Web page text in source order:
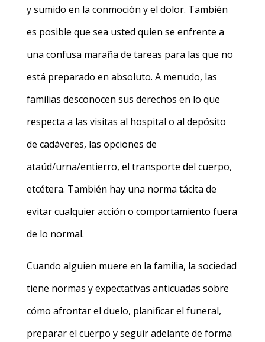
y sumido en la conmoción y el dolor. También
es posible que sea usted quien se enfrente a
una confusa maraña de tareas para las que no
está preparado en absoluto. A menudo, las
familias desconocen sus derechos en lo que
respecta a las visitas al hospital o al depósito
de cadáveres, las opciones de
ataúd/urna/entierro, el transporte del cuerpo,
etcétera. También hay una norma tácita de
evitar cualquier acción o comportamiento fuera
de lo normal.
Cuando alguien muere en la familia, la sociedad
tiene normas y expectativas anticuadas sobre
cómo afrontar el duelo, planificar el funeral,
preparar el cuerpo y seguir adelante de forma